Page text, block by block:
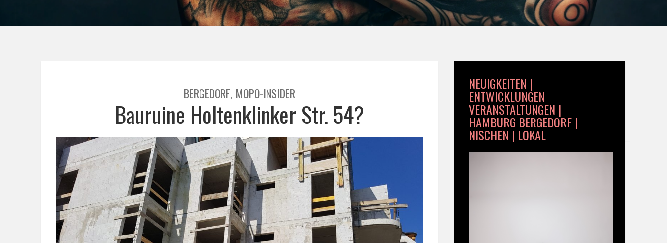
BERGEDORF, MOPO-INSIDER
Bauruine Holtenklinker Str. 54?
NEUIGKEITEN |
ENTWICKLUNGEN
VERANSTALTUNGEN |
HAMBURG BERGEDORF |
NISCHEN | LOKAL